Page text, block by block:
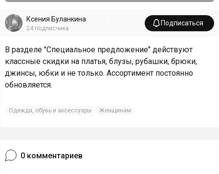
Ксения Буланкина
24 подписчика
Подписаться
В разделе "Специальное предложение" действуют
классные скидки на платья, блузы, рубашки, брюки,
джинсы, юбки и не только. Ассортимент постоянно
обновляется.
Одежда, обувь и аксессуары Женщинам
0 комментариев